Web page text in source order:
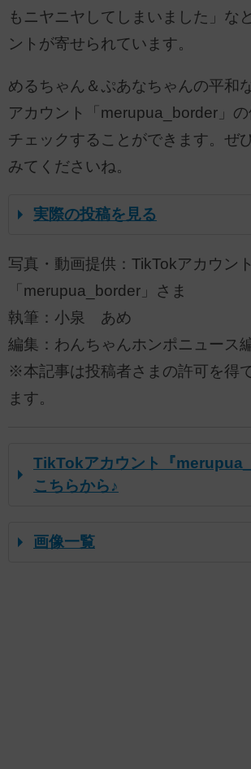
もニヤニヤしてしまいました」な
ントが寄せられています。
めるちゃん＆ぷあなちゃんの平和
アカウント「merupua_border」
チェックすることができます。ぜ
みてくださいね。
実際の投稿を見る
写真・動画提供：TikTokアカウント
「merupua_border」さま
執筆：小泉 あめ
編集：わんちゃんホンポニュース
※本記事は投稿者さまの許可を得
ます。
TikTokアカウント『
こちらから♪
画像一覧